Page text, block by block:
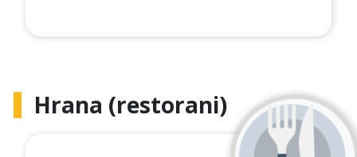
Hrana (restorani)